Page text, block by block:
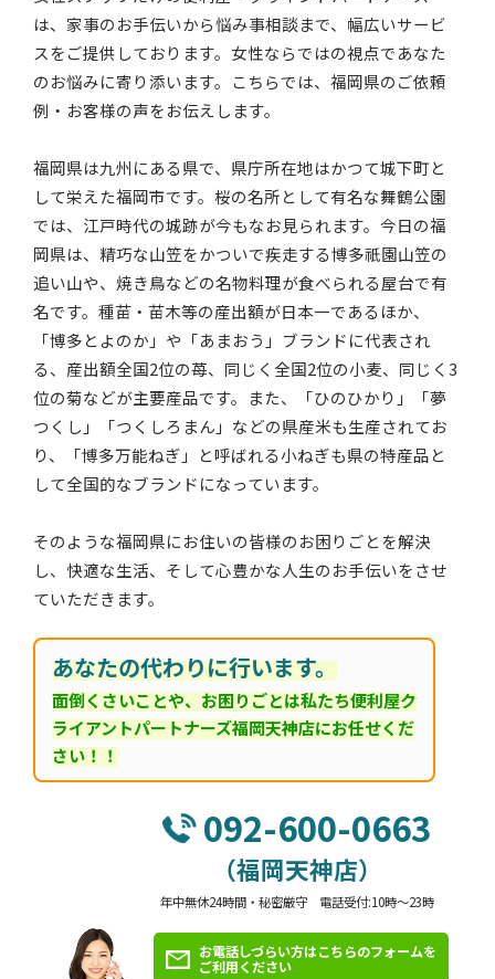
は、家事のお手伝いから悩み事相談まで、幅広いサービ
スをご提供しております。女性ならではの視点であなた
のお悩みに寄り添います。こちらでは、福岡県のご依頼
例・お客様の声をお伝えします。
福岡県は九州にある県で、県庁所在地はかつて城下町と
して栄えた福岡市です。桜の名所として有名な舞鶴公園
では、江戸時代の城跡が今もなお見られます。今日の福
岡県は、精巧な山笠をかついで疾走する博多祇園山笠の
追い山や、焼き鳥などの名物料理が食べられる屋台で有
名です。種苗・苗木等の産出額が日本一であるほか、
「博多とよのか」や「あまおう」ブランドに代表され
る、産出額全国2位の苺、同じく全国2位の小麦、同じく3
位の菊などが主要産品です。また、「ひのひかり」「夢
つくし」「つくしろまん」などの県産米も生産されてお
り、「博多万能ねぎ」と呼ばれる小ねぎも県の特産品と
して全国的なブランドになっています。
そのような福岡県にお住いの皆様のお困りごとを解決
し、快適な生活、そして心豊かな人生のお手伝いをさせ
ていただきます。
あなたの代わりに行います。
面倒くさいことや、お困りごとは私たち便利屋ク
ライアントパートナーズ福岡天神店にお任せくだ
さい！！
092-600-0663
（福岡天神店）
年中無休24時間・秘密厳守 電話受付:10時～23時
お電話しづらい方はこちらのフォームを
ご利用ください